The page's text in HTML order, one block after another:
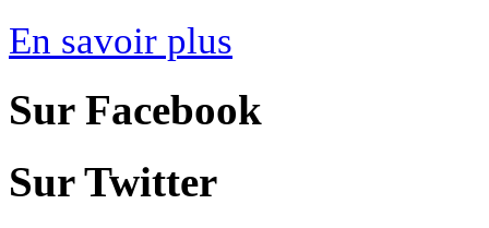
En savoir plus
Sur Facebook
Sur Twitter